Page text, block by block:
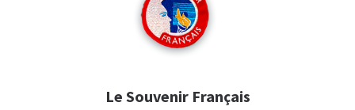
Le Souvenir Français